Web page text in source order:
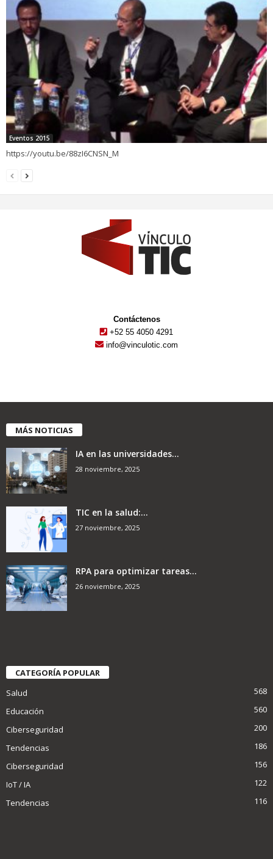
Eventos 2015
https://youtu.be/88zI6CNSN_M
Contáctenos
+52 55 4050 4291
info@vinculotic.com
MÁS NOTICIAS
IA en las universidades...
28 noviembre, 2025
TIC en la salud:...
27 noviembre, 2025
RPA para optimizar tareas...
26 noviembre, 2025
CATEGORÍA POPULAR
Salud
568
Educación
560
Ciberseguridad
200
Tendencias
186
Ciberseguridad
156
IoT / IA
122
Tendencias
116